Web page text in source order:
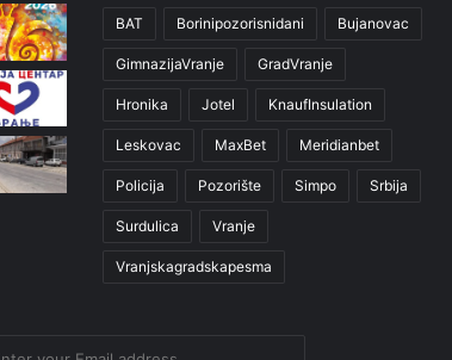
BAT Borinipozorisnidani Bujanovac
GimnazijaVranje GradVranje
Hronika Jotel KnaufInsulation
Leskovac MaxBet Meridianbet
Policija Pozorište Simpo Srbija
Surdulica Vranje
Vranjskagradskapesma